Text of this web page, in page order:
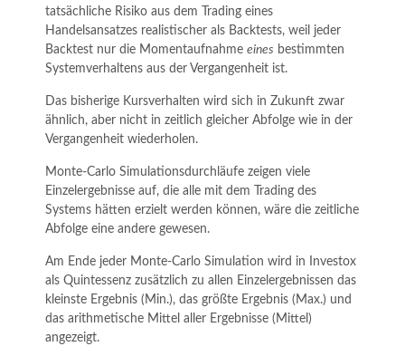
tatsächliche Risiko aus dem Trading eines
Handelsansatzes realistischer als Backtests, weil jeder
Backtest nur die Momentaufnahme eines bestimmten
Systemverhaltens aus der Vergangenheit ist.
Das bisherige Kursverhalten wird sich in Zukunft zwar
ähnlich, aber nicht in zeitlich gleicher Abfolge wie in der
Vergangenheit wiederholen.
Monte-Carlo Simulationsdurchläufe zeigen viele
Einzelergebnisse auf, die alle mit dem Trading des
Systems hätten erzielt werden können, wäre die zeitliche
Abfolge eine andere gewesen.
Am Ende jeder Monte-Carlo Simulation wird in Investox
als Quintessenz zusätzlich zu allen Einzelergebnissen das
kleinste Ergebnis (Min.), das größte Ergebnis (Max.) und
das arithmetische Mittel aller Ergebnisse (Mittel)
angezeigt.